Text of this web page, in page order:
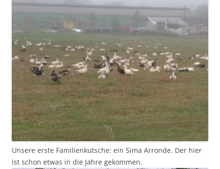
Unsere erste Familienkutsche: ein Sima Arronde. Der hier
ist schon etwas in die Jahre gekommen.